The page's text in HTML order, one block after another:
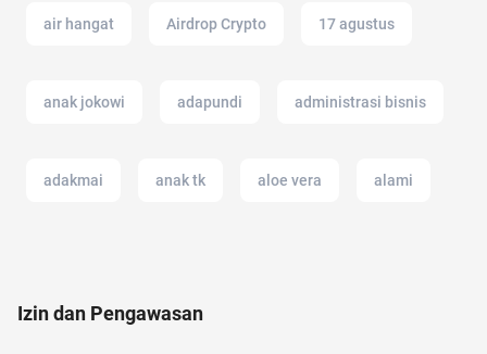
air hangat Airdrop Crypto 17 agustus
anak jokowi adapundi administrasi bisnis
adakmai anak tk aloe vera alami
Izin dan Pengawasan